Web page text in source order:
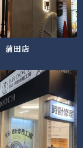
蒲田店